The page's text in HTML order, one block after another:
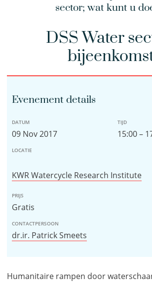
sector; wat kunt u
DSS Water
Evenement details
DATUM
09 Nov 2017
TIJD
15:00 –
LOCATIE
KWR Watercycle Research Institute
PRIJS
Gratis
CONTACTPERSOON
dr.ir. Patrick Smeets
Humanitaire rampen door